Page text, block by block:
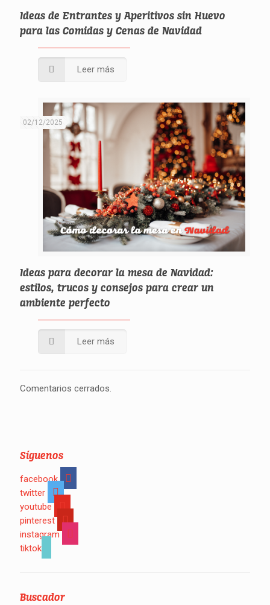
Ideas de Entrantes y Aperitivos sin Huevo
para las Comidas y Cenas de Navidad
Leer más
02/12/2025
Ideas para decorar la mesa de Navidad:
estilos, trucos y consejos para crear un
ambiente perfecto
Leer más
Comentarios cerrados.
Síguenos
facebook
twitter
youtube
pinterest
instagram
tiktok
Buscador